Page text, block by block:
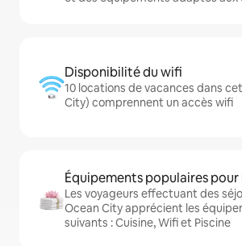
Disponibilité du wifi
10 locations de vacances dans
City) comprennent un accès wifi
Équipements populaires pour
Les voyageurs effectuant des
Ocean City apprécient les
suivants : Cuisine, Wifi et Piscine